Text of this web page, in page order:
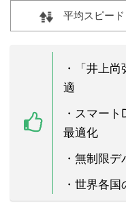
平均スピード
・「井上
適
・ スマート
最適化
・ 無制限デ
・世界各